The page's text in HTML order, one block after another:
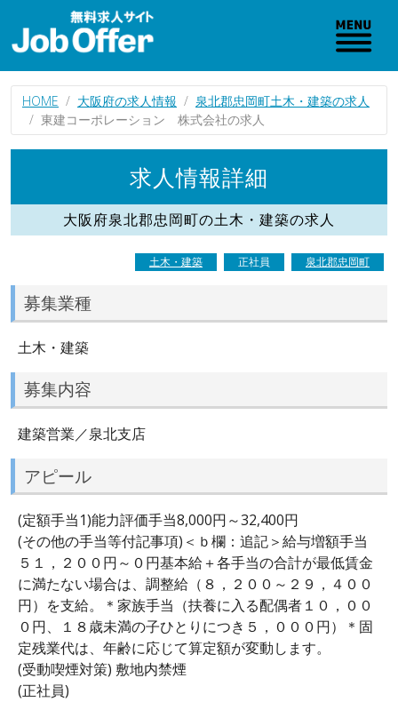
HOME 大阪府の求人情報
泉北郡忠岡町土木・建築の求人
東建コーポレーション 株式会社の求人
求人情報詳細
大阪府泉北郡忠岡町の土木・建築の求人
土木・建築 正社員 泉北郡忠岡町
募集業種
土木・建築
募集内容
建築営業／泉北支店
アピール
(定額手当1)能力評価手当8,000円～32,400円
(その他の手当等付記事項)＜ｂ欄：追記＞給与増額手当
５１，２００円～０円基本給＋各手当の合計が最低賃金
に満たない場合は、調整給（８，２００～２９，４００
円）を支給。＊家族手当（扶養に入る配偶者１０，００
０円、１８歳未満の子ひとりにつき５，０００円）＊固
定残業代は、年齢に応じて算定額が変動します。
(受動喫煙対策) 敷地内禁煙
(正社員)